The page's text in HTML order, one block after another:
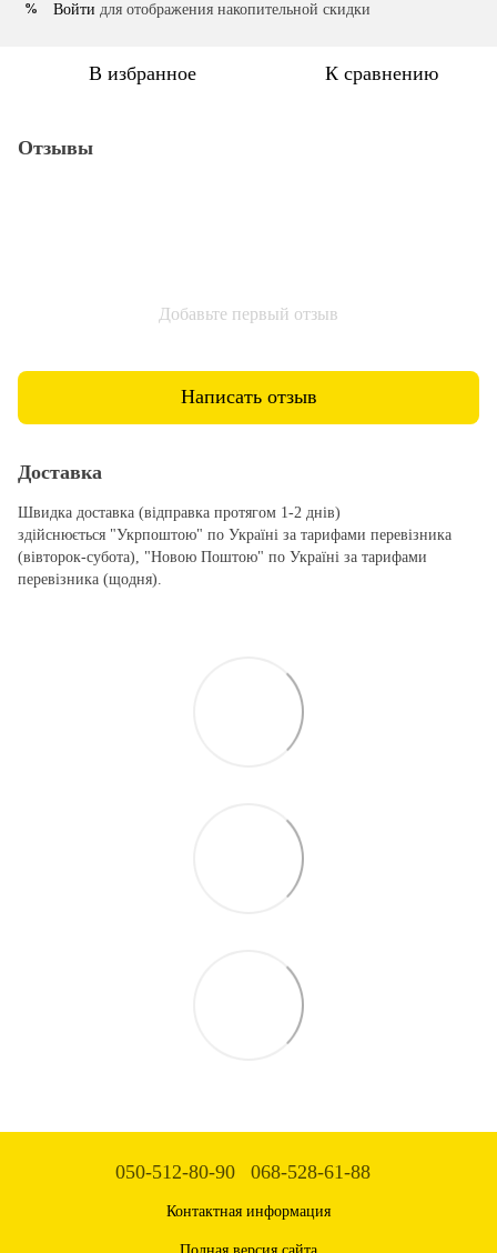
% Войти для отображения накопительной скидки
В избранное К сравнению
Отзывы
Добавьте первый отзыв
Написать отзыв
Доставка
Швидка доставка (відправка протягом 1-2 днів)
здійснюється "Укрпоштою" по Україні за тарифами перевізника
(вівторок-субота), "Новою Поштою" по Україні за тарифами
перевізника (щодня).
050-512-80-90 068-528-61-88
Контактная информация